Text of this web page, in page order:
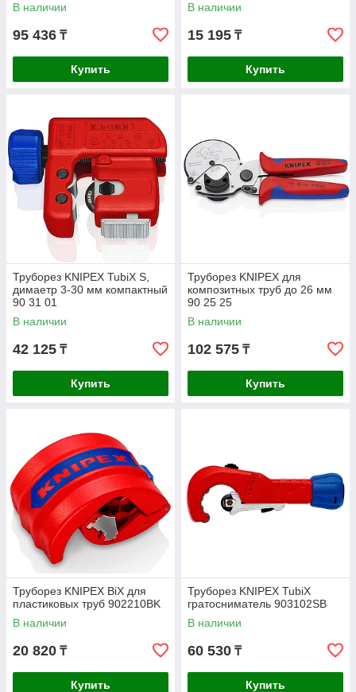
В наличии
95 436 ₸
Купить
В наличии
15 195 ₸
Купить
Труборез KNIPEX TubiX S,
димаетр 3-30 мм компактный
90 31 01
В наличии
42 125 ₸
Купить
Труборез KNIPEX для
композитных труб до 26 мм
90 25 25
В наличии
102 575 ₸
Купить
Труборез KNIPEX BiX для
пластиковых труб 902210BK
В наличии
20 820 ₸
Купить
Труборез KNIPEX TubiX
гратосниматель 903102SB
В наличии
60 530 ₸
Купить